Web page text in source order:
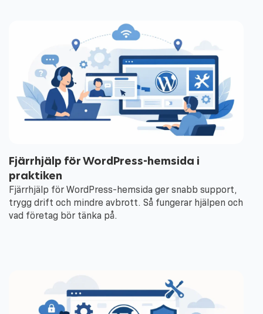
Fjärrhjälp för WordPress-hemsida i
praktiken
Fjärrhjälp för WordPress-hemsida ger snabb support,
trygg drift och mindre avbrott. Så fungerar hjälpen och
vad företag bör tänka på.